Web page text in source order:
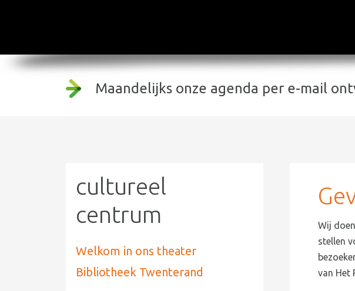
Maandelijks onze agenda per e-mail
Wij
stellen
van Het
cultureel
centrum
Welkom in ons theater
Bibliotheek Twenterand